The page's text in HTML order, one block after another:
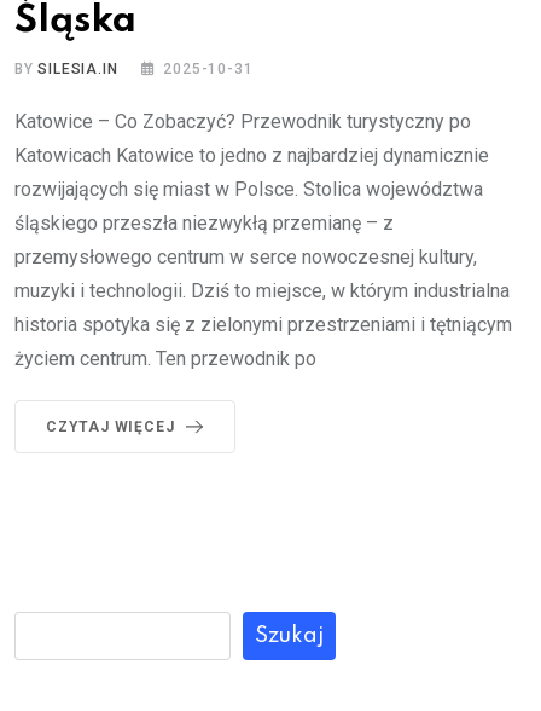
Śląska
BYSILESIA.IN 2025-10-31
Katowice – Co Zobaczyć? Przewodnik turystyczny po
Katowicach Katowice to jedno z najbardziej dynamicznie
rozwijających się miast w Polsce. Stolica województwa
śląskiego przeszła niezwykłą przemianę – z
przemysłowego centrum w serce nowoczesnej kultury,
muzyki i technologii. Dziś to miejsce, w którym industrialna
historia spotyka się z zielonymi przestrzeniami i tętniącym
życiem centrum. Ten przewodnik po
CZYTAJ WIĘCEJ
Szukaj